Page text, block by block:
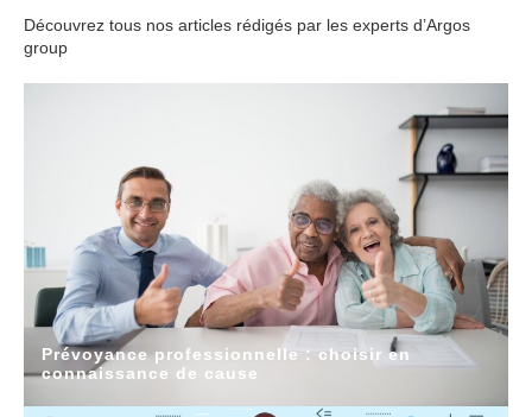
Découvrez tous nos articles rédigés par les experts d’Argos
group
Prévoyance professionnelle : choisir en
connaissance de cause